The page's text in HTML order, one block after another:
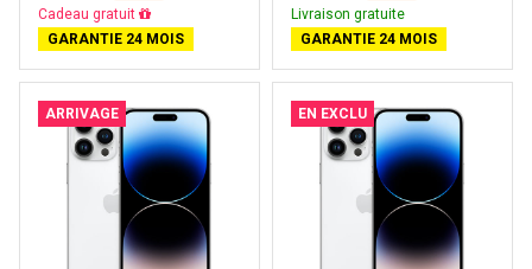
Cadeau gratuit
GARANTIE 24 MOIS
Livraison gratuite
GARANTIE 24 MOIS
ARRIVAGE EN EXCLU